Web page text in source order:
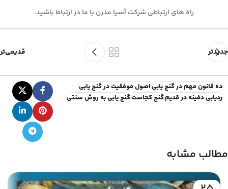
راه های ارتباطی شرکت آسیا مدرن با ما در ارتباط باشید.
جدیدتر قدیمی‌تر
ده قانون مهم در گنج یابیاصول موفقیت در گنج یابی
ردیابی دفینه در قدیمگنج کجاستگنج یابی به روش سنتی
مطالب مشابه